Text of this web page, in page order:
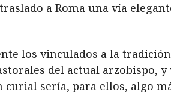
a Roma una vía
los vinculados a la
del actual arzobispo,
curial sería, para ellos, algo